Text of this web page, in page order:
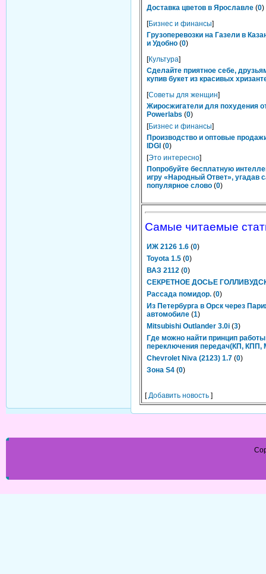
Доставка цветов в Ярославле (0)
[Бизнес и финансы]
Грузоперевозки на Газели в
и Удобно (0)
[Культура]
Сделайте приятное себе,
купив букет из красивых
[Советы для женщин]
Жиросжигатели для похудения
Powerlabs (0)
[Бизнес и финансы]
Производство и оптовые
IDGI (0)
[Это интересно]
Попробуйте бесплатную
игру «Народный Ответ», угадав
популярное слово (0)
Самые читаемые
ИЖ 2126 1.6 (0)
Toyota 1.5 (0)
ВАЗ 2112 (0)
СЕКРЕТНОЕ ДОСЬЕ
Рассада помидор. (0)
Из Петербурга в Орск через
автомобиле (1)
Mitsubishi Outlander 3.0i (3)
Где можно найти принцип работы
переключения передач(КП, КПП,
Chevrolet Niva (2123) 1.7 (0)
Зона S4 (0)
[Добавить новость ]